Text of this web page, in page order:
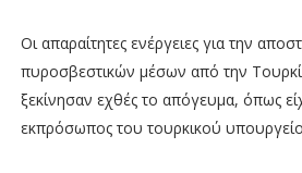
Οι απαραίτητες ενέργειες για την
πυροσβεστικών μέσων από την
ξεκίνησαν εχθές το απόγευμα, όπως
εκπρόσωπος του τουρκικού